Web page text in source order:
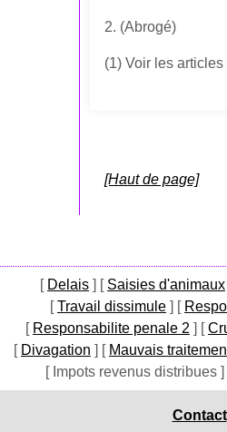
2. (Abrogé)
(1) Voir les
[Haut de page]
[ Delais ] [ Saisies d'animaux
[Travail dissimule ] [
[ Responsabilite penale 2 ] [
[ Divagation ] [ Mauvais
[ Impots revenus distribues ]
Contact